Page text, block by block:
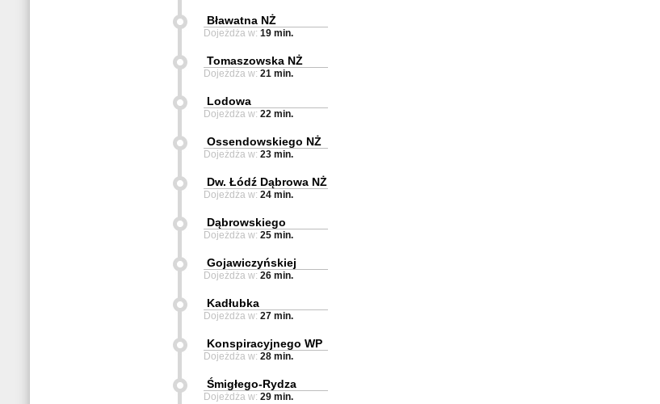
Bławatna NŻ
Dojeżdża w: 19 min.
Tomaszowska NŻ
Dojeżdża w: 21 min.
Lodowa
Dojeżdża w: 22 min.
Ossendowskiego NŻ
Dojeżdża w: 23 min.
Dw. Łódź Dąbrowa NŻ
Dojeżdża w: 24 min.
Dąbrowskiego
Dojeżdża w: 25 min.
Gojawiczyńskiej
Dojeżdża w: 26 min.
Kadłubka
Dojeżdża w: 27 min.
Konspiracyjnego WP
Dojeżdża w: 28 min.
Śmigłego-Rydza
Dojeżdża w: 29 min.